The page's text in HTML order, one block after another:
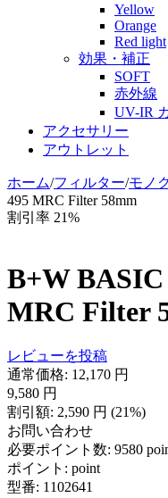
Yellow
Orange
Red light
効果・補正
SOFT
赤外線
UV-IR
アクセサリー
アウトレット
ホーム/フィルター/モノ
495 MRC Filter 58mm
割引率 21%
B+W BASIC
MRC Filter
レビューを投稿
通常価格: 12,170 円
9,580 円
割引額: 2,590 円 (21%)
お問い合わせ
必要ポイント数: 9580
ポイント: point
型番: 1102641